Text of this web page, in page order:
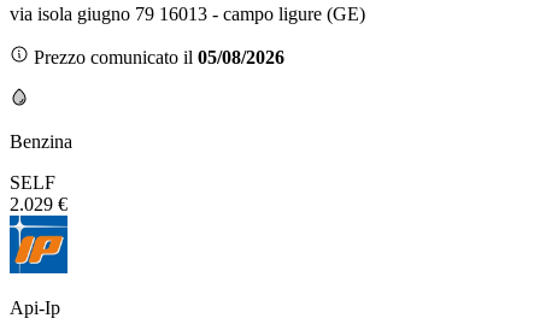
via isola giugno 79 16013 - campo ligure (GE)
Prezzo comunicato il 05/08/2026
Benzina
SELF
2.029 €
Api-Ip